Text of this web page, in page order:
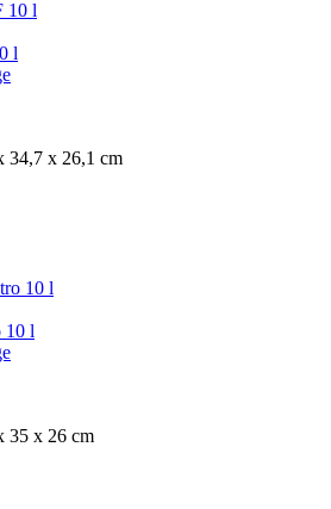
l
34,7 x 26,1 cm
10 l
35 x 26 cm